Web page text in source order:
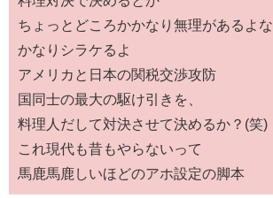
ちょっとどころかかなり無理があるよな
かなりシラケるよ
アメリカと日本の関税交渉攻防
国同士の最大の駆け引きを、
料理人だして対決させて決めるか？(笑)
これ現代も昔もやらないって
馬鹿馬鹿しいほどのアホ設定の脚本